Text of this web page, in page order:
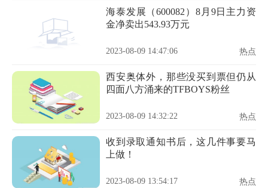
海泰发展（600082）8月9日主力资
金净卖出543.93万元
2023-08-09 14:47:06 热点
西安奥体外，那些没买到票但仍从
四面八方涌来的TFBOYS粉丝
2023-08-09 14:32:22 热点
收到录取通知书后，这几件事要马
上做！
2023-08-09 13:54:17 热点